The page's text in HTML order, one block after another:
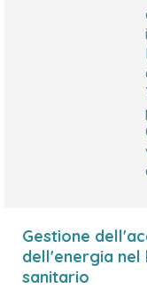
Gestione
dell'energia nel
sanitario